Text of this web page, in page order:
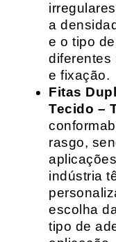
a
e o tipo
diferentes
e fixação.
Fitas
Tecido –
rasgo,
indústria
escolha
tipo de